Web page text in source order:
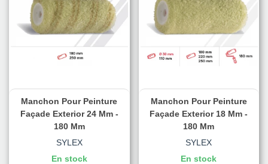
Manchon Pour Peinture
Façade Exterior 24 Mm -
180 Mm
SYLEX
En stock
Manchon Pour Peinture
Façade Exterior 18 Mm -
180 Mm
SYLEX
En stock